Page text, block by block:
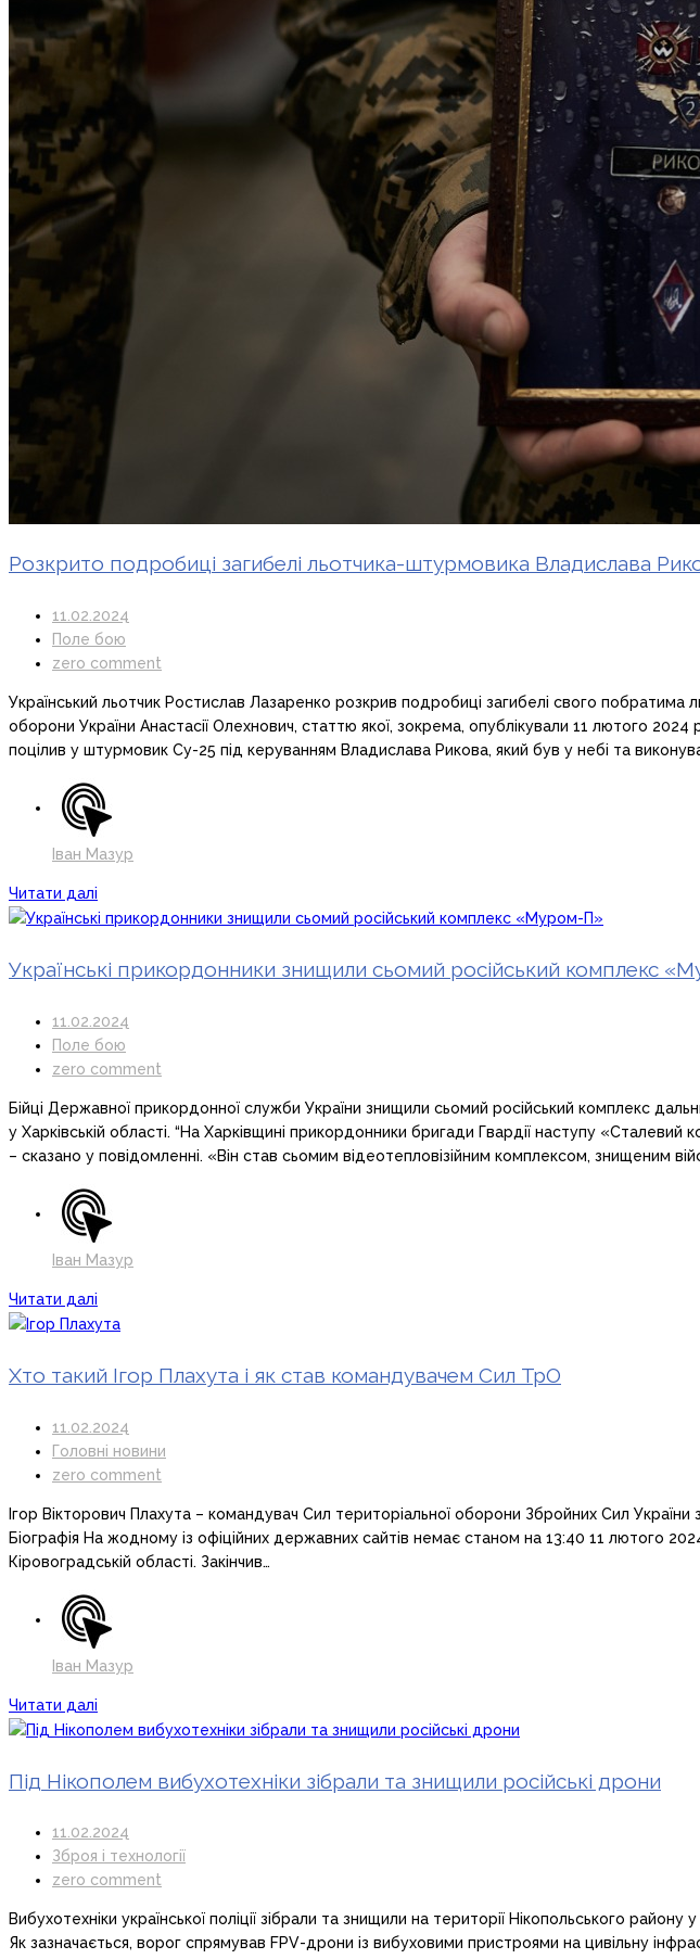
Розкрито подробиці загибелі льотчика-штурмовика Владислава
11.02.2024
Поле бою
zero comment
Український льотчик Ростислав Лазаренко розкрив подробиці загибелі свого
оборони України Анастасії Олехнович, статтю якої, зокрема, опублікували 11 лютого
поцілив у штурмовик Су-25 під керуванням Владислава Рикова, який був у небі та
Іван Мазур
Читати далі
Українські прикордонники знищили сьомий російський комплекс
11.02.2024
Поле бою
zero comment
Бійці Державної прикордонної служби України знищили сьомий російський комплекс
у Харківській області. “На Харківщині прикордонники бригади Гвардії наступу
– сказано у повідомленні. «Він став сьомим відеотепловізійним комплексом, знищеним
Іван Мазур
Читати далі
Хто такий Ігор Плахута і як став командувачем Сил ТрО
11.02.2024
Головні новини
zero comment
Ігор Вікторович Плахута – командувач Сил територіальної оборони Збройних Сил
Біографія На жодному із офіційних державних сайтів немає станом на 13:40 11 лютого
Кіровоградській області. Закінчив…
Іван Мазур
Читати далі
Під Нікополем вибухотехніки зібрали та знищили російські дрони
11.02.2024
Зброя і технології
zero comment
Вибухотехніки української поліції зібрали та знищили на території Нікопольського
Як зазначається, ворог спрямував FPV-дрони із вибуховими пристроями на цивільну